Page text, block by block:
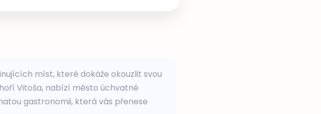
míst, které dokáže okouzlit svou
Vitoša, nabízí město úchvatné
gastronomii, která vás přenese